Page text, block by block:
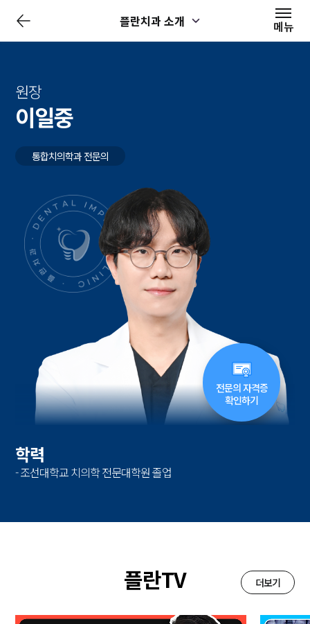
플란치과 소개 메뉴
뉴
원장
이일중
통합치의학과 전문의
전문의 자격증
확인하기
학력
- 조선대학교 치의학 전문대학원 졸업
플란TV 더보기